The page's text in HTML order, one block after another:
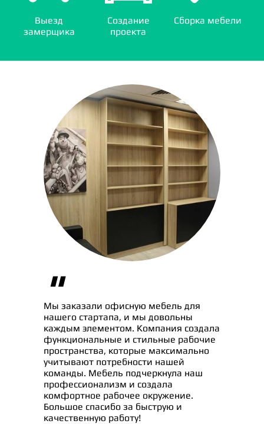
Выезд
замерщика
Создание
проекта
Сборка мебели
"
Мы заказали офисную мебель для
нашего стартапа, и мы довольны
каждым элементом. Компания создала
функциональные и стильные рабочие
пространства, которые максимально
учитывают потребности нашей
команды. Мебель подчеркнула наш
профессионализм и создала
комфортное рабочее окружение.
Большое спасибо за быструю и
качественную работу!